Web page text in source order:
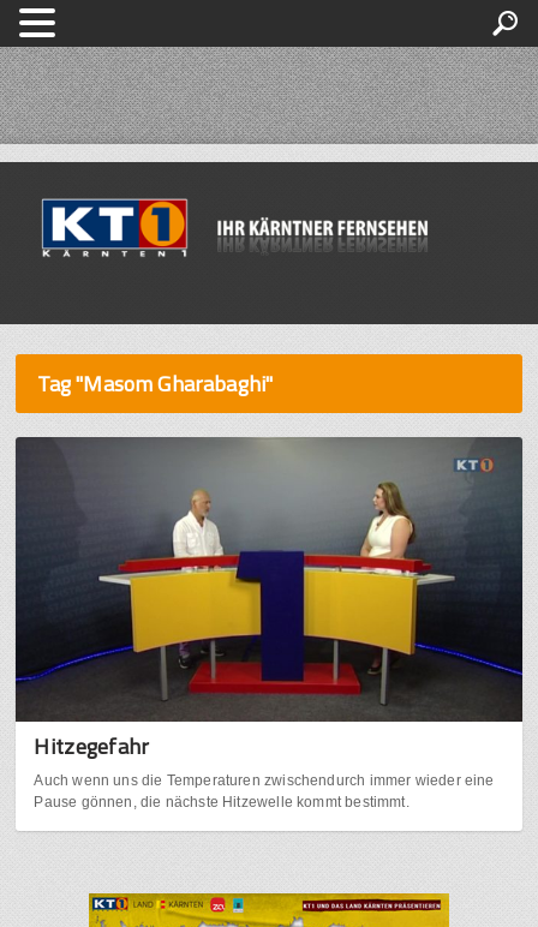
Tag "Masom Gharabaghi"
Hitzegefahr
Auch wenn uns die Temperaturen zwischendurch immer wieder eine
Pause gönnen, die nächste Hitzewelle kommt bestimmt.